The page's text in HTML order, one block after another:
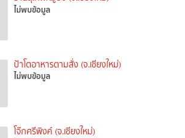
ไม่พบข้อมูล
ป้าโตอาหารตามสั่ง (จ.เชียงใหม่)
ไม่พบข้อมูล
โจ๊กศรีพิงค์ (จ.เชียงใหม่)